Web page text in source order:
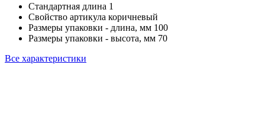
Стандартная длина 1
Свойство артикула коричневый
Размеры упаковки - длина, мм 100
Размеры упаковки - высота, мм 70
Все характеристики